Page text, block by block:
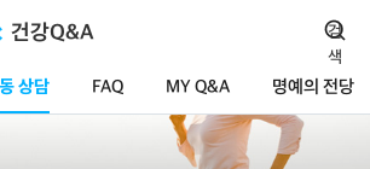
건강Q&A
상담 FAQ MY Q&A 명예의 전당
검
색